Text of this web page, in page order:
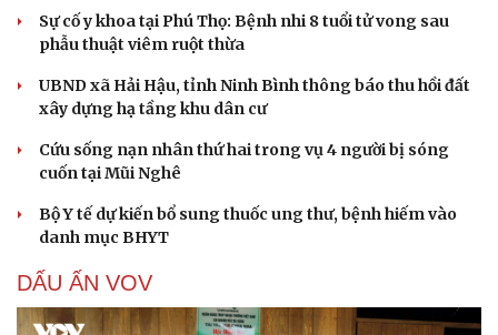
Sự cố y khoa tại Phú Thọ: Bệnh nhi 8 tuổi tử vong sau
phẫu thuật viêm ruột thừa
UBND xã Hải Hậu, tỉnh Ninh Bình thông báo thu hồi đất
xây dựng hạ tầng khu dân cư
Cứu sống nạn nhân thứ hai trong vụ 4 người bị sóng
cuốn tại Mũi Nghê
Bộ Y tế dự kiến bổ sung thuốc ung thư, bệnh hiếm vào
danh mục BHYT
DẤU ẤN VOV